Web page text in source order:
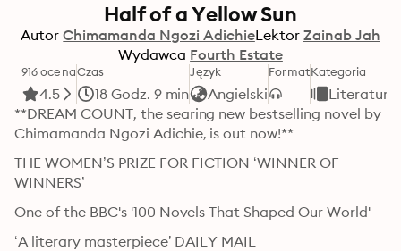
Half of a Yellow Sun
Autor Chimamanda Ngozi AdichieLektor Zainab Jah
Wydawca Fourth Estate
916 ocena
4.5
Czas
18 Godz. 9 min
Język
Angielski
FormatKategoria
Literatura
**DREAM COUNT, the searing new bestselling novel by
Chimamanda Ngozi Adichie, is out now!**
THE WOMEN’S PRIZE FOR FICTION ‘WINNER OF
WINNERS’
One of the BBC's '100 Novels That Shaped Our World'
‘A literary masterpiece’ DAILY MAIL